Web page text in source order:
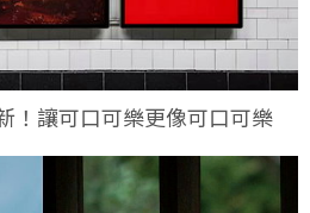
！讓可口可樂更像可口可樂